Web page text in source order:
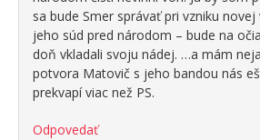
sa bude Smer správať pri vzniku
jeho súd pred národom – bude na
doň vkladali svoju nádej. …a mám
potvora Matovič s jeho bandou nás
prekvapí viac než PS.
Odpovedať